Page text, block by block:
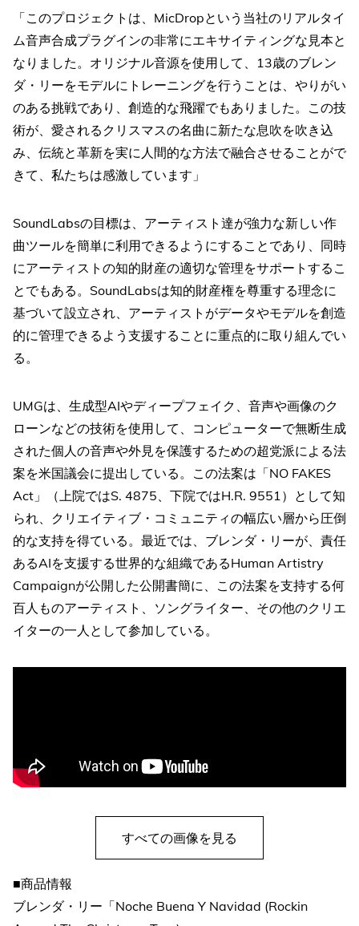
「このプロジェクトは、MicDropという当社のリアルタイ
ム音声合成プラグインの非常にエキサイティングな見本と
なりました。オリジナル音源を使用して、13歳のブレン
ダ・リーをモデルにトレーニングを行うことは、やりがい
のある挑戦であり、創造的な飛躍でもありました。この技
術が、愛されるクリスマスの名曲に新たな息吹を吹き込
み、伝統と革新を実に人間的な方法で融合させることがで
きて、私たちは感激しています」
SoundLabsの目標は、アーティスト達が強力な新しい作
曲ツールを簡単に利用できるようにすることであり、同時
にアーティストの知的財産の適切な管理をサポートするこ
とでもある。SoundLabsは知的財産権を尊重する理念に
基づいて設立され、アーティストがデータやモデルを創造
的に管理できるよう支援することに重点的に取り組んでい
る。
UMGは、生成型AIやディープフェイク、音声や画像のク
ローンなどの技術を使用して、コンピューターで無断生成
された個人の音声や外見を保護するための超党派による法
案を米国議会に提出している。この法案は「NO FAKES
Act」（上院ではS. 4875、下院ではH.R. 9551）として知
られ、クリエイティブ・コミュニティの幅広い層から圧倒
的な支持を得ている。最近では、ブレンダ・リーが、責任
あるAIを支援する世界的な組織であるHuman Artistry
Campaignが公開した公開書簡に、この法案を支持する何
百人ものアーティスト、ソングライター、その他のクリエ
イターの一人として参加している。
すべての画像を見る
■商品情報
ブレンダ・リー「Noche Buena Y Navidad (Rockin